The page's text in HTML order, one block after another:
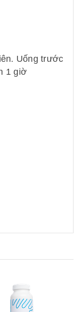
Uống trước
1 giờ